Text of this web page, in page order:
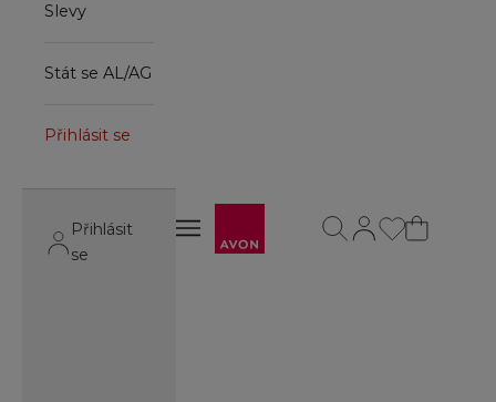
Otevřít navigační menu
Otevřít navigační menu
Otevřít stránku
Otevřít vyhledávání
Slevy
Stát se AL/AG
Přihlásit se
Přihlásit
se